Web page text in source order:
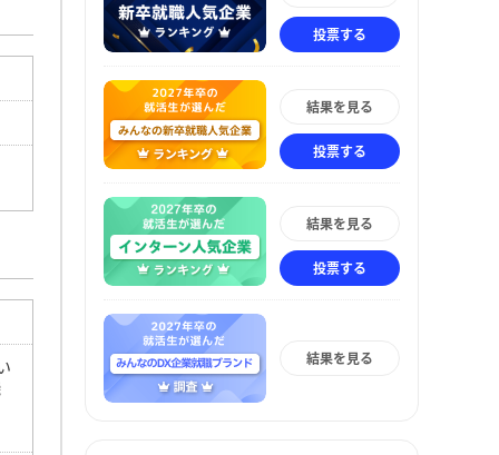
投票する
結果を見る
投票する
結果を見る
投票する
結果を見る